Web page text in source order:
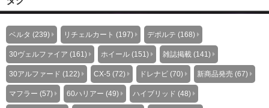
ベルタ (239) リチェルカート (197) デポルテ (168)
30ヴェルファイア (161) ホイール (151) 雑誌掲載 (141)
30アルファード (122) CX-5 (72) ドレナビ (70) 新商品発売 (67)
マフラー (57) 60ハリアー (49) ハイブリッド (48)